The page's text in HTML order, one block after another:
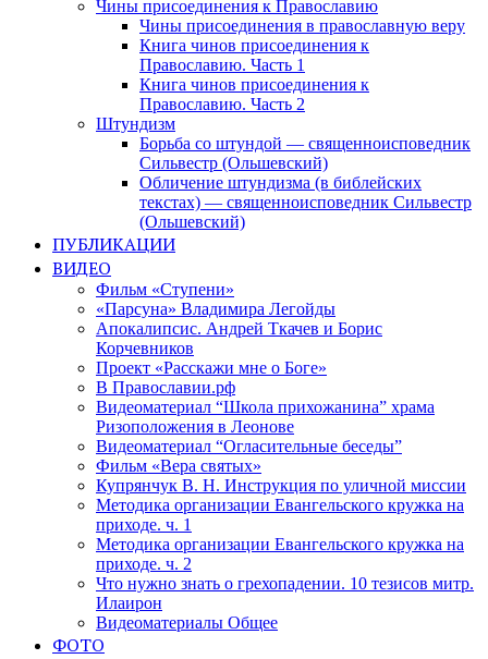
Чины присоединения к Православию
Чины присоединения в православную веру
Книга чинов присоединения к
Православию. Часть 1
Книга чинов присоединения к
Православию. Часть 2
Штундизм
Борьба со штундой — священноисповедник
Сильвестр (Ольшевский)
Обличение штундизма (в библейских
текстах) — священноисповедник Сильвестр
(Ольшевский)
ПУБЛИКАЦИИ
ВИДЕО
Фильм «Ступени»
«Парсуна» Владимира Легойды
Апокалипсис. Андрей Ткачев и Борис
Корчевников
Проект «Расскажи мне о Боге»
В Православии.рф
Видеоматериал “Школа прихожанина” храма
Ризоположения в Леонове
Видеоматериал “Огласительные беседы”
Фильм «Вера святых»
Купрянчук В. Н. Инструкция по уличной миссии
Методика организации Евангельского кружка на
приходе. ч. 1
Методика организации Евангельского кружка на
приходе. ч. 2
Что нужно знать о грехопадении. 10 тезисов митр.
Илаирон
Видеоматериалы Общее
ФОТО